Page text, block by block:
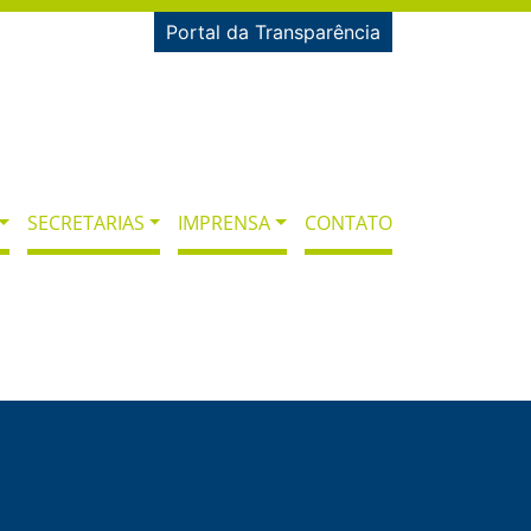
Portal da Transparência
SECRETARIAS IMPRENSA CONTATO